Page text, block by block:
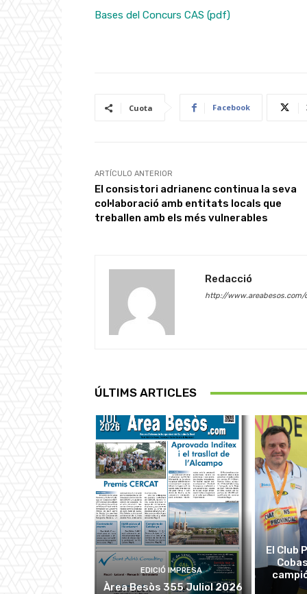
Bases del Concurs CAS (pdf)
Cuota Facebook
ARTÍCULO ANTERIOR
El consistori adrianenc continua la seva
col·laboració amb entitats locals que
treballen amb els més vulnerables
Redacció
http://www.areabesos.com/
ÚLTIMS ARTICLES
EDICIÓ IMPRESA
Àrea Besòs 355 Juliol 2026
El Club